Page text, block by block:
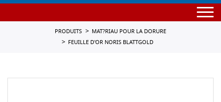
PRODUITS
MAT?RIAU POUR LA DORURE
FEUILLE D'OR NORIS BLATTGOLD